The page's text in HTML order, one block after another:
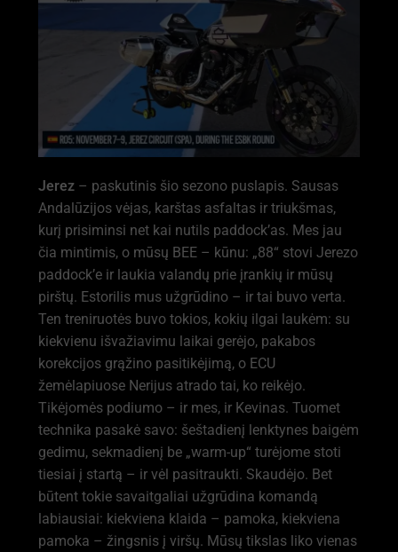
Jerez– paskutinis šio sezono puslapis. Sausas
Andalūzijos vėjas, karštas asfaltas ir triukšmas,
kurį prisiminsi net kai nutils paddock’as. Mes jau
čia mintimis, o mūsų BEE – kūnu: „88“ stovi Jerezo
paddock’e ir laukia valandų prie įrankių ir mūsų
pirštų. Estorilis mus užgrūdino – ir tai buvo verta.
Ten treniruotės buvo tokios, kokių ilgai laukėm: su
kiekvienu išvažiavimu laikai gerėjo, pakabos
korekcijos grąžino pasitikėjimą, o ECU
žemėlapiuose Nerijus atrado tai, ko reikėjo.
Tikėjomės podiumo – ir mes, ir Kevinas. Tuomet
technika pasakė savo: šeštadienį lenktynes baigėm
gedimu, sekmadienį be „warm-up“ turėjome stoti
tiesiai į startą – ir vėl pasitraukti. Skaudėjo. Bet
būtent tokie savaitgaliai užgrūdina komandą
labiausiai: kiekviena klaida – pamoka, kiekviena
pamoka – žingsnis į viršų. Mūsų tikslas liko vienas